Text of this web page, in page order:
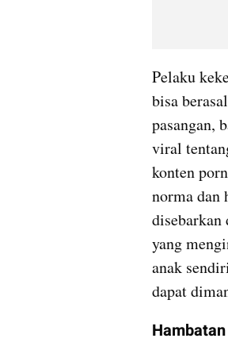
Pelaku
bisa
pasangan,
viral
konten
norma dan
yang
anak
dapat